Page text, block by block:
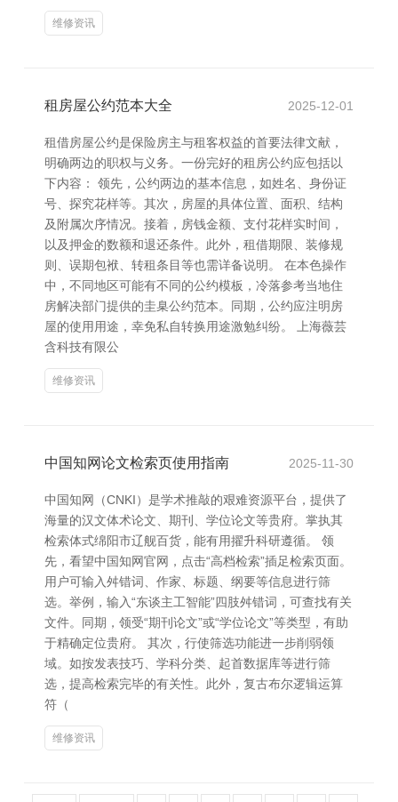
维修资讯
租房屋公约范本大全 2025-12-01
租借房屋公约是保险房主与租客权益的首要法律文献，
明确两边的职权与义务。一份完好的租房公约应包括以
下内容： 领先，公约两边的基本信息，如姓名、身份证
号、探究花样等。其次，房屋的具体位置、面积、结构
及附属次序情况。接着，房钱金额、支付花样实时间，
以及押金的数额和退还条件。此外，租借期限、装修规
则、误期包袱、转租条目等也需详备说明。 在本色操作
中，不同地区可能有不同的公约模板，冷落参考当地住
房解决部门提供的圭臬公约范本。同期，公约应注明房
屋的使用用途，幸免私自转换用途激勉纠纷。 上海薇芸
含科技有限公
维修资讯
中国知网论文检索页使用指南 2025-11-30
中国知网（CNKI）是学术推敲的艰难资源平台，提供了
海量的汉文体术论文、期刊、学位论文等贵府。掌执其
检索体式绵阳市辽舰百货，能有用擢升科研遵循。 领
先，看望中国知网官网，点击“高档检索”插足检索页面。
用户可输入舛错词、作家、标题、纲要等信息进行筛
选。举例，输入“东谈主工智能”四肢舛错词，可查找有关
文件。同期，领受“期刊论文”或“学位论文”等类型，有助
于精确定位贵府。 其次，行使筛选功能进一步削弱领
域。如按发表技巧、学科分类、起首数据库等进行筛
选，提高检索完毕的有关性。此外，复古布尔逻辑运算
符（
维修资讯